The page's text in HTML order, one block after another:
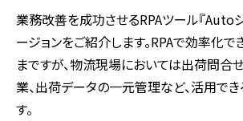
業務改善を成功させるRPAツール『Auto
ージョンをご紹介します。RPAで効率化
まですが、物流現場においては出荷問合
業、出荷データの一元管理など、活用で
す。